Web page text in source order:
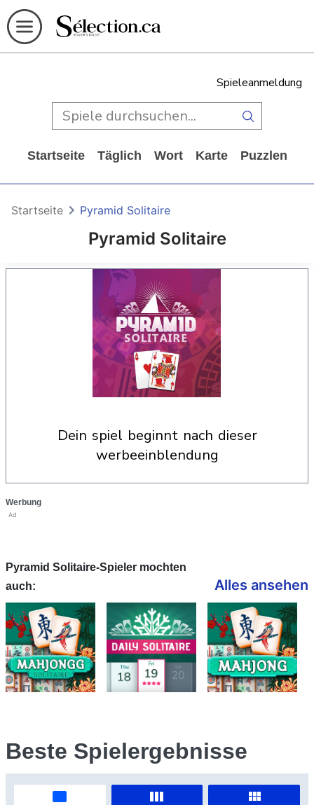
Spieleanmeldung
Startseite Täglich Wort Karte Puzzlen
Pyramid Solitaire
Startseite Pyramid Solitaire
dein spiel beginnt nach dieser
werbeeinblendung
Werbung
Ad
Pyramid Solitaire-Spieler mochten
auch:
Alles ansehen
Beste Spielergebnisse